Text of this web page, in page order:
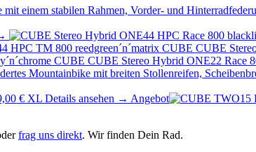
CUBE CUBE
CUBE CUBE Stereo Hybrid ONE22 Race
€ XL Details ansehen → Angebot
frag uns direkt. Wir finden Dein Rad.